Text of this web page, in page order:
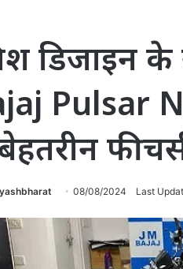
डिजाइन के
Pulsar
08/08/2024 Last